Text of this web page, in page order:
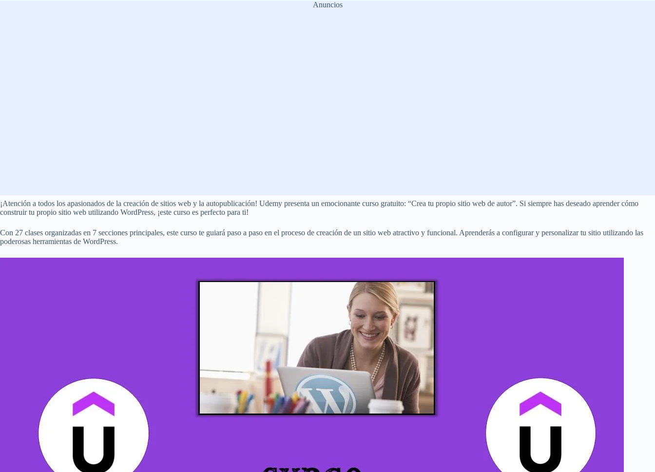
Anuncios
¡Atención a todos los apasionados de la creación de sitios web y la autopublicación! Udemy presenta un emocionante curso gratuito: “Crea tu propio sitio web de autor”. Si siempre has deseado aprender cómo
construir tu propio sitio web utilizando WordPress, ¡este curso es perfecto para ti!
Con 27 clases organizadas en 7 secciones principales, este curso te guiará paso a paso en el proceso de creación de un sitio web atractivo y funcional. Aprenderás a configurar y personalizar tu sitio utilizando las
poderosas herramientas de WordPress.